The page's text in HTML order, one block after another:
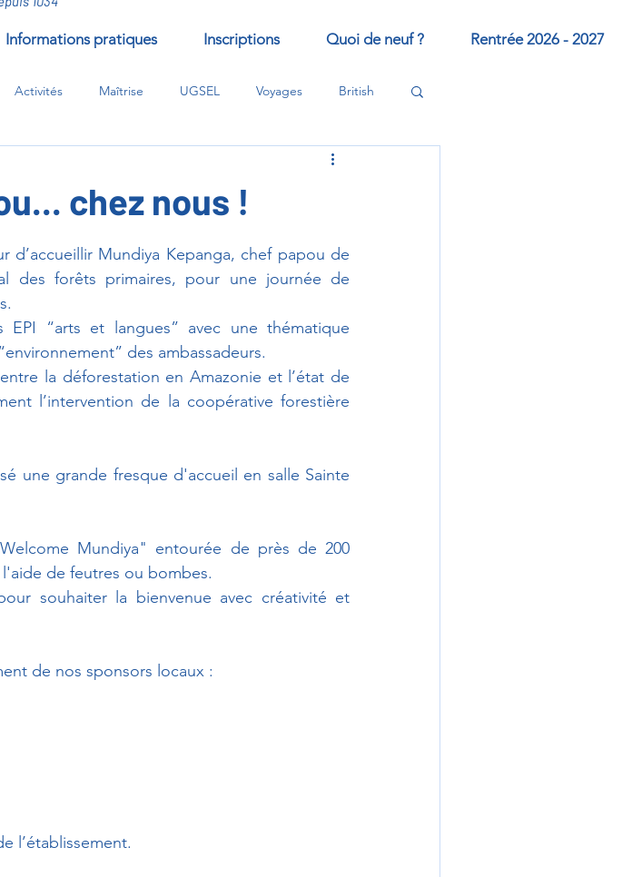
Informations pratiques Inscriptions Quoi de neuf ? Rentrée 2026 - 2027
Activités Maîtrise UGSEL Voyages British
chez nous !
d’accueillir Mundiya Kepanga, chef papou de
des forêts primaires, pour une journée de
EPI “arts et langues” avec une thématique
des ambassadeurs.
la déforestation en Amazonie et l’état de
l’intervention de la coopérative forestière
une grande fresque d'accueil en salle Sainte
Mundiya" entourée de près de 200
de feutres ou bombes.
souhaiter la bienvenue avec créativité et
de nos sponsors locaux :
l’établissement.